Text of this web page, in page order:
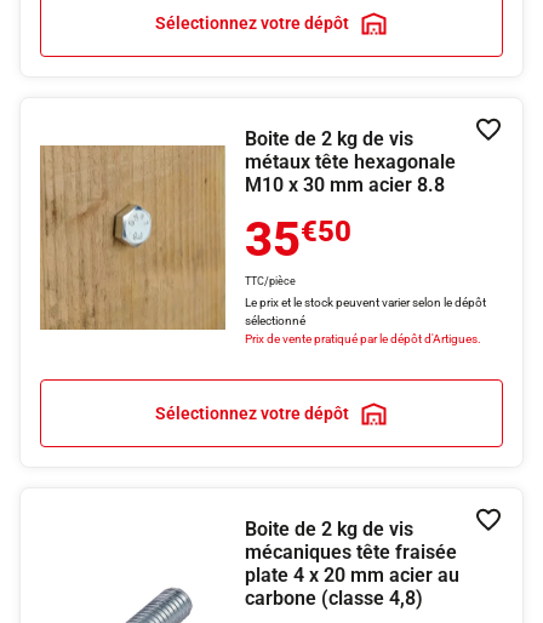
Sélectionnez votre dépôt
Boite de 2 kg de vis
métaux tête hexagonale
M10 x 30 mm acier 8.8
35€50
TTC/pièce
Le prix et le stock peuvent varier selon le dépôt
sélectionné
Prix de vente pratiqué par le dépôt d'Artigues.
Sélectionnez votre dépôt
Boite de 2 kg de vis
mécaniques tête fraisée
plate 4 x 20 mm acier au
carbone (classe 4,8)